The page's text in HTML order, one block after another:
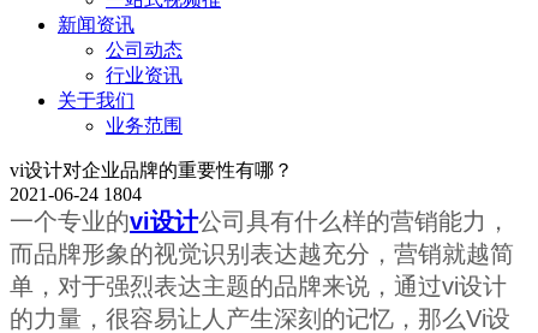
新闻资讯
公司动态
行业资讯
关于我们
业务范围
vi设计对企业品牌的重要性有哪？
2021-06-24 1804
一个专业的vi设计公司具有什么样的营销能力，
而品牌形象的视觉识别表达越充分，营销就越简
单，对于强烈表达主题的品牌来说，通过vi设计
的力量，很容易让人产生深刻的记忆，那么Vi设